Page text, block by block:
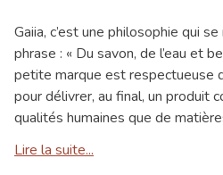
Gaiia, c’est une philosophie qui
phrase : « Du savon, de l’eau et
petite marque est respectueuse
pour délivrer, au final, un produit
qualités humaines que de
Lire la suite...